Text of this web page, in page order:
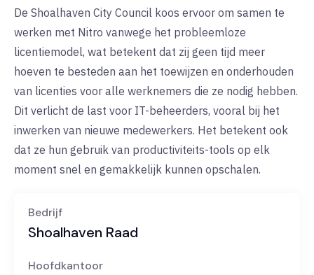
De Shoalhaven City Council koos ervoor om samen te
werken met Nitro vanwege het probleemloze
licentiemodel, wat betekent dat zij geen tijd meer
hoeven te besteden aan het toewijzen en onderhouden
van licenties voor alle werknemers die ze nodig hebben.
Dit verlicht de last voor IT-beheerders, vooral bij het
inwerken van nieuwe medewerkers. Het betekent ook
dat ze hun gebruik van productiviteits-tools op elk
moment snel en gemakkelijk kunnen opschalen.
Bedrijf
Shoalhaven Raad
Hoofdkantoor